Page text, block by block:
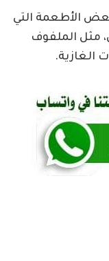
الأطعمة التي
مثل الملفوف
الغازية.